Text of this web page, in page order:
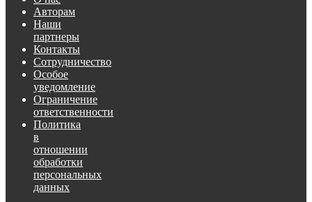
Авторам
Наши
партнеры
Контакты
Сотрудничество
Особое
уведомление
Ограничение
ответственности
Политика
в
отношении
обработки
персональных
данных